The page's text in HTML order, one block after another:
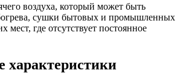
воздуха, который может быть
сушки бытовых и промышленных
мест, где отсутствует постоянное
характеристики